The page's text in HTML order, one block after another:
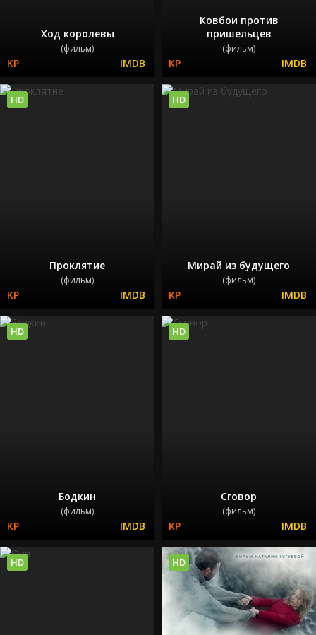
Ход королевы
(фильм)
Ковбои против
пришельцев
(фильм)
Проклятие
(фильм)
HD
Мирай из будущего
(фильм)
HD
Бодкин
(фильм)
HD
Сговор
(фильм)
HD
HD HD